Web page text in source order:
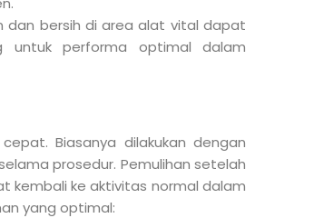
dan bersih di area alat vital dapat
untuk performa optimal dalam
Biasanya dilakukan dengan
prosedur. Pemulihan setelah
kembali ke aktivitas normal dalam
yang optimal: